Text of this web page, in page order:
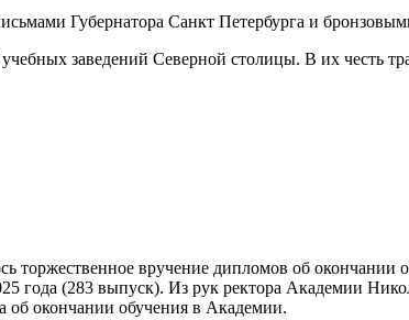
Губернатора Санкт Петербурга и
заведений Северной столицы. В их честь
торжественное вручение дипломов об
года (283 выпуск). Из рук ректора Академии
об окончании обучения в Академии.